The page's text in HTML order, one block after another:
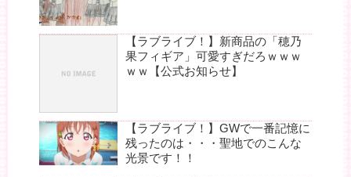
【ラブライブ！】新商品の「穂乃
果フィギア」可愛すぎだろｗｗｗ
ｗｗ【公式お知らせ】
【ラブライブ！】GWで一番記憶に
残ったのは・・・聖地でのこんな
光景です！！